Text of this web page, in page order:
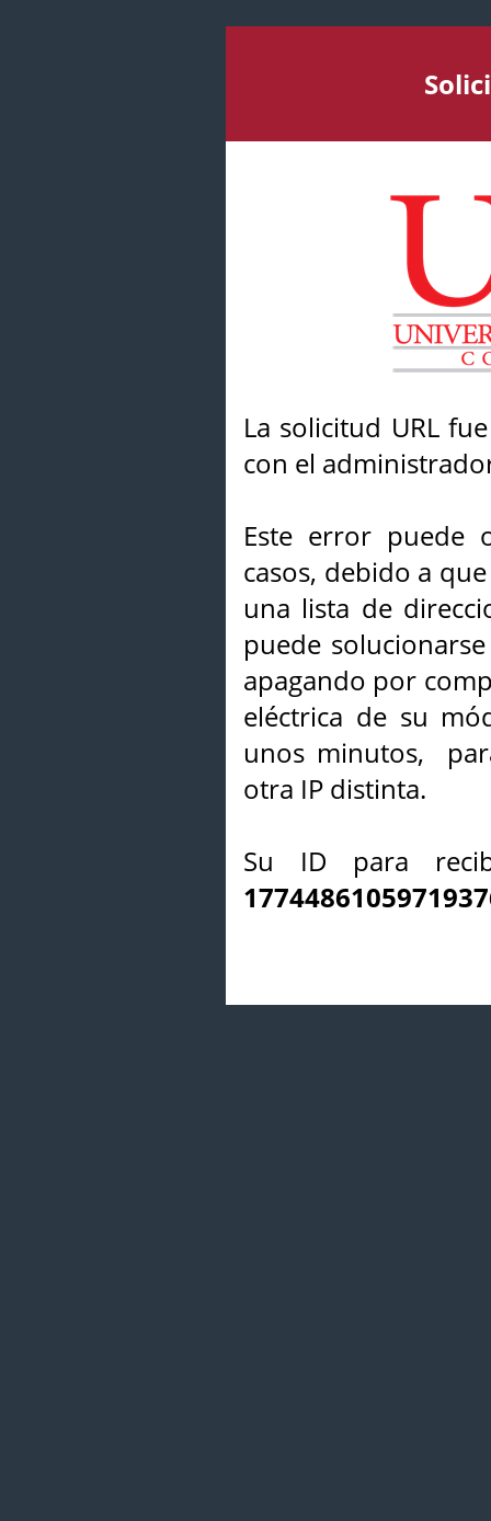
La solicitud URL
con el
Este error puede
casos, debido a
una lista de
puede
apagando por
eléctrica de su
unos minutos,
otra IP distinta.
Su ID para